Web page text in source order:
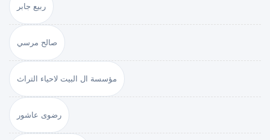
ربيع جابر
صالح مرسي
مؤسسة ال البيت لاحياء التراث
رضوى عاشور